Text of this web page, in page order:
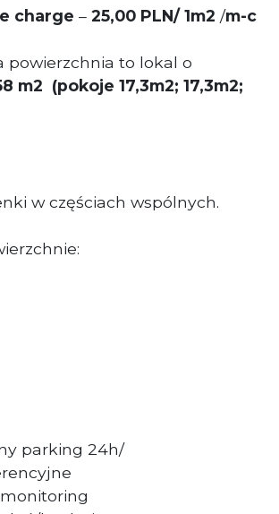
charge – 25,00 PLN/ 1m2 /m-c
powierzchnia to lokal o
m2 (pokoje 17,3m2; 17,3m2;
w częściach wspólnych.
parking 24h/